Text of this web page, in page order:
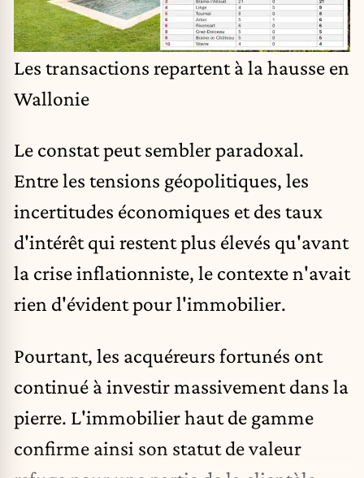
Les transactions repartent à la hausse en
Wallonie
Le constat peut sembler paradoxal.
Entre les tensions géopolitiques, les
incertitudes économiques et des taux
d'intérêt qui restent plus élevés qu'avant
la crise inflationniste, le contexte n'avait
rien d'évident pour l'immobilier.
Pourtant, les acquéreurs fortunés ont
continué à investir massivement dans la
pierre. L'immobilier haut de gamme
confirme ainsi son statut de valeur